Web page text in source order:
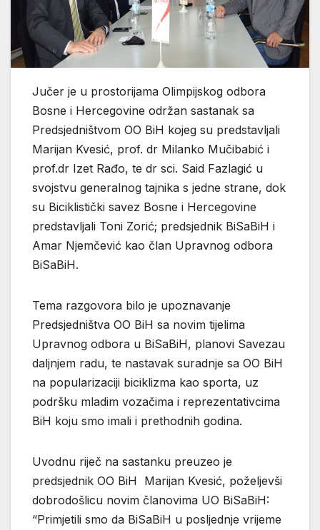
Jučer je u prostorijama Olimpijskog odbora
Bosne i Hercegovine održan sastanak sa
Predsjedništvom OO BiH kojeg su predstavljali
Marijan Kvesić, prof. dr Milanko Mučibabić i
prof.dr Izet Rađo, te dr sci. Said Fazlagić u
svojstvu generalnog tajnika s jedne strane, dok
su Biciklistički savez Bosne i Hercegovine
predstavljali Toni Zorić; predsjednik BiSaBiH i
Amar Njemčević kao član Upravnog odbora
BiSaBiH.
Tema razgovora bilo je upoznavanje
Predsjedništva OO BiH sa novim tijelima
Upravnog odbora u BiSaBiH, planovi Savezau
daljnjem radu, te nastavak suradnje sa OO BiH
na popularizaciji biciklizma kao sporta, uz
podršku mladim vozačima i reprezentativcima
BiH koju smo imali i prethodnih godina.
Uvodnu riječ na sastanku preuzeo je
predsjednik OO BiH Marijan Kvesić, poželjevši
dobrodošlicu novim članovima UO BiSaBiH:
“Primjetili smo da BiSaBiH u posljednje vrijeme